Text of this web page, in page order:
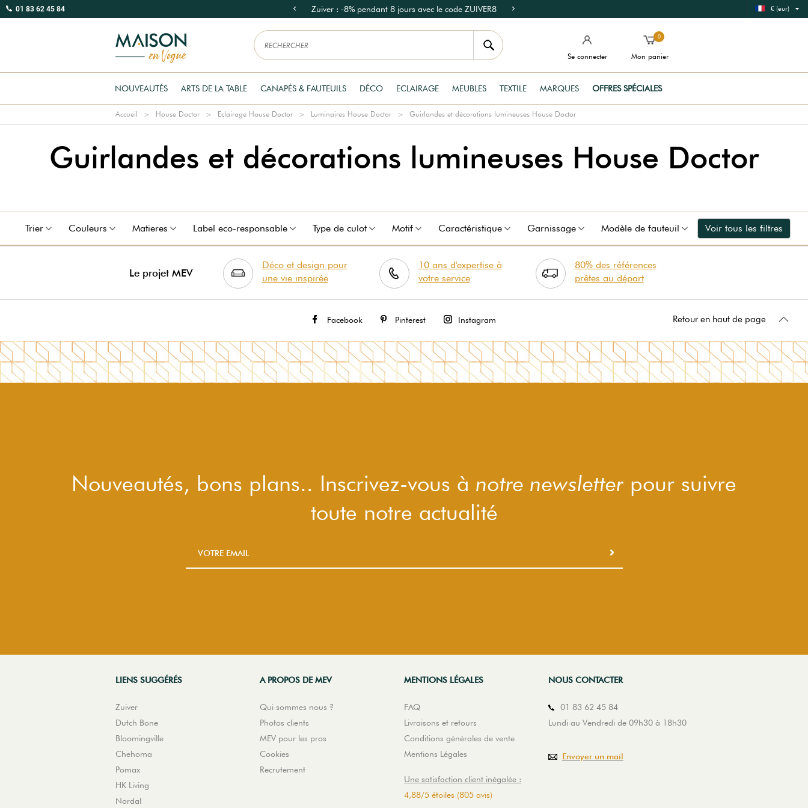
01 83 62 45 84 Zuiver : -8% pendant 8 jours avec le code ZUIVER8 € (eur)
Se connecter
0
Mon panier
NOUVEAUTÉS ARTS DE LA TABLE CANAPÉS & FAUTEUILS DÉCO ECLAIRAGE MEUBLES TEXTILE MARQUES OFFRES SPÉCIALES
Accueil House Doctor Eclairage House Doctor Luminaires House Doctor Guirlandes et décorations lumineuses House Doctor
Guirlandes et décorations lumineuses House Doctor
Trier Couleurs Matieres Label eco-responsable Type de culot Motif Caractéristique Garnissage Modèle de fauteuil Voir tous les filtres
Le projet MEV
Déco et design pour
une vie inspirée
10 ans d'expertise à
votre service
80% des références
prêtes au départ
Facebook Pinterest Instagram Retour en haut de page
Nouveautés, bons plans.. Inscrivez-vous à notre newsletter pour suivre
toute notre actualité
LIENS SUGGÉRÉS
Zuiver
Dutch Bone
Bloomingville
Chehoma
Pomax
HK Living
Nordal
A PROPOS DE MEV
Qui sommes nous ?
Photos clients
MEV pour les pros
Cookies
Recrutement
MENTIONS LÉGALES
FAQ
Livraisons et retours
Conditions générales de vente
Mentions Légales
Une satisfaction client inégalée :
4,88/5 étoiles (805 avis)
NOUS CONTACTER
01 83 62 45 84
Lundi au Vendredi de 09h30 à 18h30
Envoyer un mail